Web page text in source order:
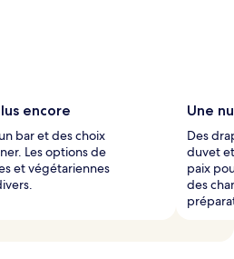
encore
bar et des choix
Les options de
et végétariennes
Une
Des
duvet
paix
des